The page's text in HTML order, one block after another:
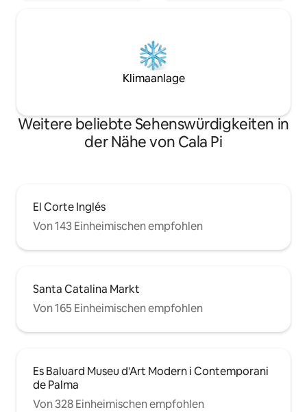
Klimaanlage
Weitere beliebte Sehenswürdigkeiten in
der Nähe von Cala Pi
El Corte Inglés
Von 143 Einheimischen empfohlen
Santa Catalina Markt
Von 165 Einheimischen empfohlen
Es Baluard Museu d'Art Modern i Contemporani
de Palma
Von 328 Einheimischen empfohlen